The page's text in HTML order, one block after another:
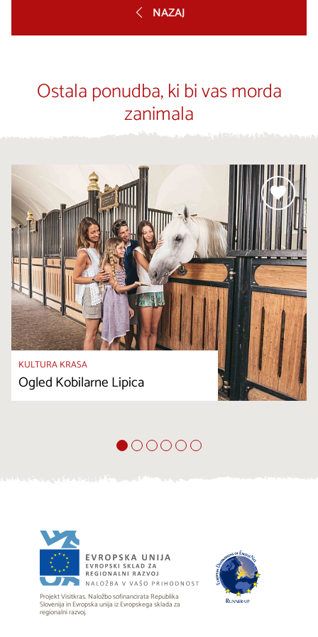
NAZAJ
Ostala ponudba, ki bi vas morda
zanimala
KULTURA KRASA
Ogled Kobilarne Lipica
Projekt Visitkras. Naložbo sofinancirata Republika
Slovenija in Evropska unija iz Evropskega sklada za
regionalni razvoj.